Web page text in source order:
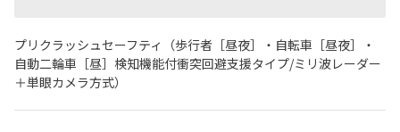
プリクラッシュセーフティ（歩行者［昼夜］・自転車［昼夜］・
自動二輪車［昼］検知機能付衝突回避支援タイプ/ミリ波レーダー
＋単眼カメラ方式）